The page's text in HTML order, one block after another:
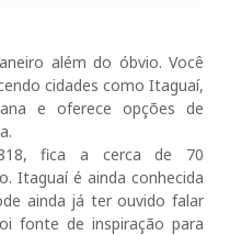
além do óbvio. Você
cidades como Itaguaí,
e oferece opções de
fica a cerca de 70
Itaguaí é ainda conhecida
ainda já ter ouvido falar
fonte de inspiração para